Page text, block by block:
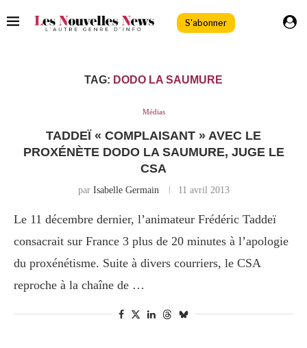
S'abonner
TAG: DODO LA SAUMURE
Médias
TADDEÏ « COMPLAISANT » AVEC LE
PROXÉNÈTE DODO LA SAUMURE, JUGE LE
CSA
par Isabelle Germain 11 avril 2013
Le 11 décembre dernier, l’animateur Frédéric Taddeï
consacrait sur France 3 plus de 20 minutes à l’apologie
du proxénétisme. Suite à divers courriers, le CSA
reproche à la chaîne de …